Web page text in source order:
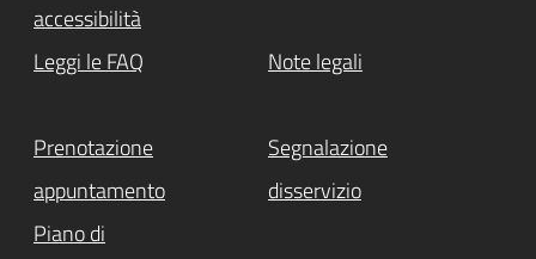
accessibilità
Leggi le FAQ Note legali
Prenotazione
appuntamento
Segnalazione
disservizio
Piano di